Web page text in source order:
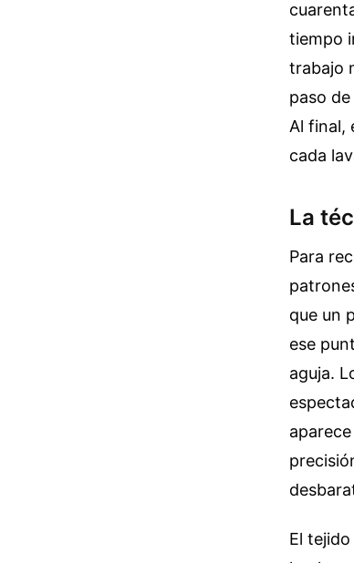
tiempo
trabajo
paso
Al final,
cada
La
Para
que un
ese
aguja.
El